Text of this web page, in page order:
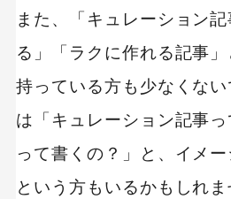
また、「キュレーション
る」「ラクに作れる記事
持っている方も少なくない
は「キュレーション記事
って書くの？」と、イメ
という方もいるかもしれま